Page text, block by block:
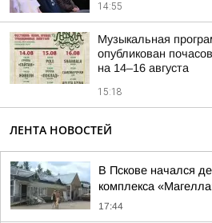
14:55
Музыкальная
опубликован
на 14–16 августа
15:18
ЛЕНТА НОВОСТЕЙ
В Пскове начался
комплекса
17:44